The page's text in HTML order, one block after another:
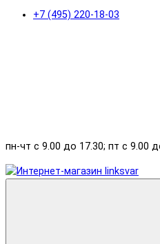
+7 (495) 220-18-03
пн-чт с 9.00 до 17.30; пт с 9.00